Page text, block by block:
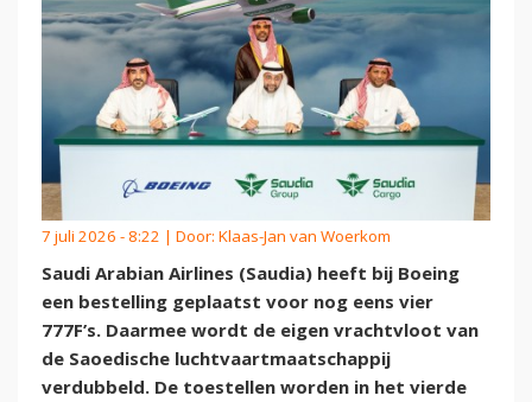
7 juli 2026 - 8:22 | Door: Klaas-Jan van Woerkom
Saudi Arabian Airlines (Saudia) heeft bij Boeing
een bestelling geplaatst voor nog eens vier
777F’s. Daarmee wordt de eigen vrachtvloot van
de Saoedische luchtvaartmaatschappij
verdubbeld. De toestellen worden in het vierde